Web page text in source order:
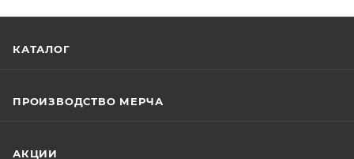
КАТАЛОГ
ПРОИЗВОДСТВО МЕРЧА
АКЦИИ